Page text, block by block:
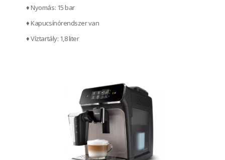
♦ Nyomás: 15 bar
♦ Kapucsínórendszer van
♦ Víztartály: 1,8 liter